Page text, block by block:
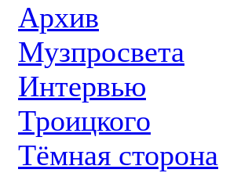
Архив
Музпросвета
Интервью
Троицкого
Тёмная сторона